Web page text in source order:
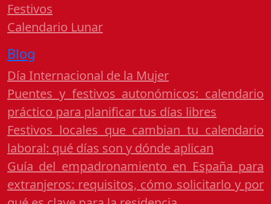
Festivos
Calendario Lunar
Blog
Día Internacional de la Mujer
Puentes y festivos autonómicos: calendario
práctico para planificar tus días libres
Festivos locales que cambian tu calendario
laboral: qué días son y dónde aplican
Guía del empadronamiento en España para
extranjeros: requisitos, cómo solicitarlo y por